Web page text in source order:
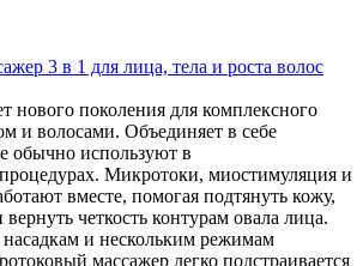
3 в 1 для лица, тела и роста волос
нового поколения для комплексного
и волосами. Объединяет в себе
обычно используют в
Микротоки, миостимуляция и
вместе, помогая подтянуть кожу,
четкость контурам овала лица.
и нескольким режимам
массажер легко подстраивается